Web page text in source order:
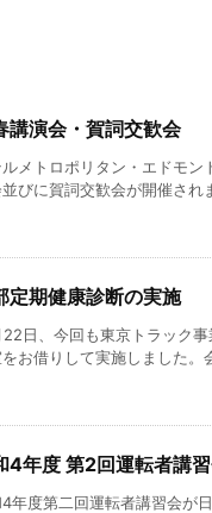
講演会・賀詞交歓会
ルメトロポリタン・エドモン
びに賀詞交歓会が開催され
定期健康診断の実施
22日、今回も東京トラック
お借りして実施しました。
4年度 第2回運転者講
年度第二回運転者講習会が